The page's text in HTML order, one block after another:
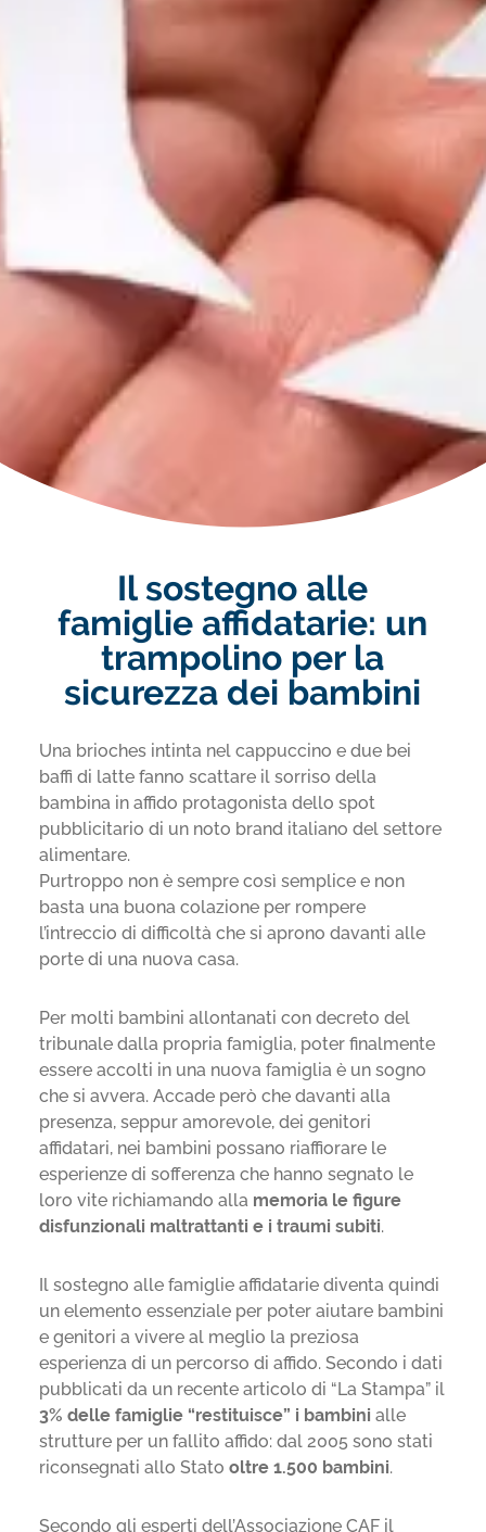
Il sostegno alle
famiglie affidatarie: un
trampolino per la
sicurezza dei bambini
Una brioches intinta nel cappuccino e due bei
baffi di latte fanno scattare il sorriso della
bambina in affido protagonista dello spot
pubblicitario di un noto brand italiano del settore
alimentare.
Purtroppo non è sempre così semplice e non
basta una buona colazione per rompere
l’intreccio di difficoltà che si aprono davanti alle
porte di una nuova casa.
Per molti bambini allontanati con decreto del
tribunale dalla propria famiglia, poter finalmente
essere accolti in una nuova famiglia è un sogno
che si avvera. Accade però che davanti alla
presenza, seppur amorevole, dei genitori
affidatari, nei bambini possano riaffiorare le
esperienze di sofferenza che hanno segnato le
loro vite richiamando alla memoria le figure
disfunzionali maltrattanti e i traumi subiti.
Il sostegno alle famiglie affidatarie diventa quindi
un elemento essenziale per poter aiutare bambini
e genitori a vivere al meglio la preziosa
esperienza di un percorso di affido. Secondo i dati
pubblicati da un recente articolo di “La Stampa” il
3% delle famiglie “restituisce” i bambini alle
strutture per un fallito affido: dal 2005 sono stati
riconsegnati allo Stato oltre 1.500 bambini.
Secondo gli esperti dell’Associazione CAF il